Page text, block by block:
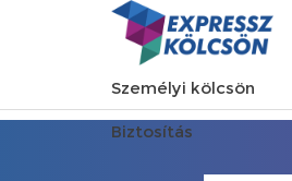
Személyi kölcsön
Biztosítás